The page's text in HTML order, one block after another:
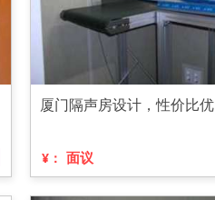
厦门隔声房设计，性价比优
¥： 面议